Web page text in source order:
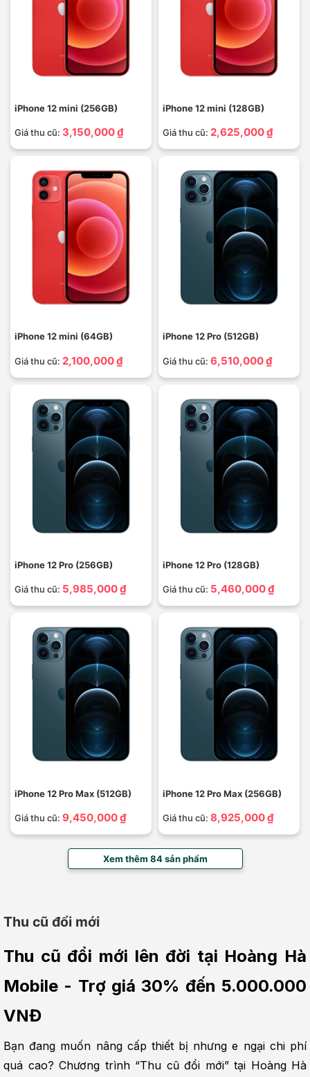
iPhone 12 mini (256GB)
Giá thu cũ: 3,150,000 ₫
iPhone 12 mini (128GB)
Giá thu cũ: 2,625,000 ₫
iPhone 12 mini (64GB)
Giá thu cũ: 2,100,000 ₫
iPhone 12 Pro (512GB)
Giá thu cũ: 6,510,000 ₫
iPhone 12 Pro (256GB)
Giá thu cũ: 5,985,000 ₫
iPhone 12 Pro (128GB)
Giá thu cũ: 5,460,000 ₫
iPhone 12 Pro Max (512GB)
Giá thu cũ: 9,450,000 ₫
iPhone 12 Pro Max (256GB)
Giá thu cũ: 8,925,000 ₫
Xem thêm 84 sản phẩm
Thu cũ đổi mới
Thu cũ đổi mới lên đời tại Hoàng Hà
Mobile - Trợ giá 30% đến 5.000.000
VNĐ
Bạn đang muốn nâng cấp thiết bị nhưng e ngại chi phí
quá cao? Chương trình “Thu cũ đổi mới” tại Hoàng Hà